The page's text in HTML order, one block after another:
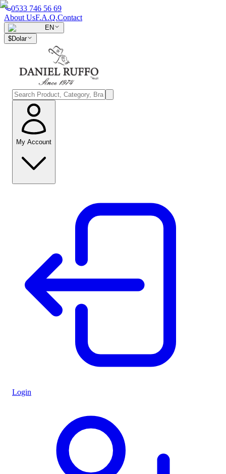
0533 746 56 69
About UsF.A.Q.Contact
EN
$Dolar
My Account
Login